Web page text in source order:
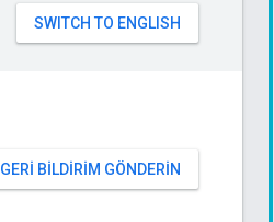
GERI BILDIRIM GÖNDERIN